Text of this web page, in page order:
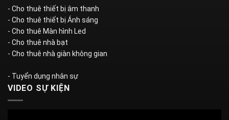
- Cho thuê thiết bị âm thanh
- Cho thuê thiết bị Ánh sáng
- Cho thuê Màn hình Led
- Cho thuê nhà bạt
- Cho thuê nhà giàn không gian
- Tuyển dụng nhân sự
VIDEO SỰ KIỆN